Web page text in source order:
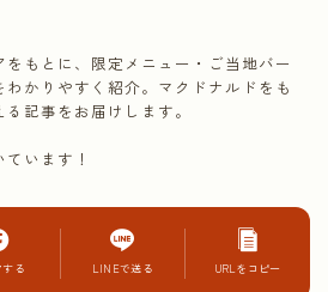
もとに、限定メニュー・ご当地バー
かりやすく紹介。マクドナルドをも
記事をお届けします。
います！
る LINEで送る URLをコピー